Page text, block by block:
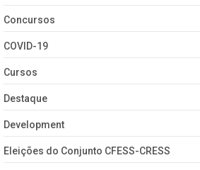
Concursos
COVID-19
Cursos
Destaque
Development
Eleições do Conjunto CFESS-CRESS